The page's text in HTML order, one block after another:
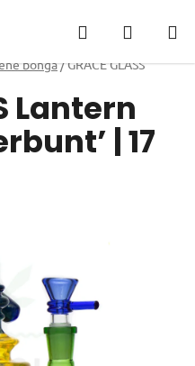
Hledat
KOŠÍK
bonga/GRACE GLASS
Lantern
| 17